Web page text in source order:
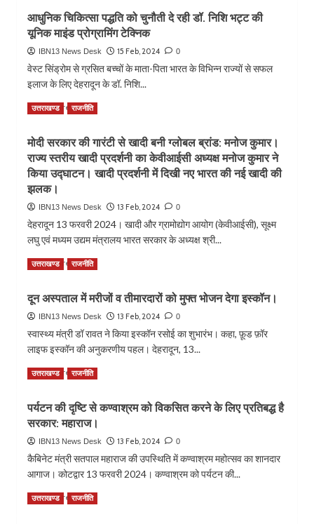
कैबिनेट
मंत्री
जोशी
ने
की
बैठक।
मुख्यमंत्री
के
आयोजित
रोड
शो
में
जनसमूह।
आधुनिक चिकित्सा पद्धति को चुनौती दे रही डॉ. निशि भट्ट की
यूनिक माइंड प्रोग्रामिंग टेक्निक
IBN13 News Desk 15 Feb, 2024 0
वेस्ट सिंड्रोम से ग्रसित बच्चों के माता-पिता भारत के विभिन्न राज्यों से सफल
इलाज के लिए देहरादून के डॉ. निशि...
Read MoreRead
आधुनिक
चिकित्सा
पद्धति
दे
रही
डॉ.
भट्ट
यूनिक
माइंड
प्रोग्रामिंग
टेक्निक
उत्तराखण्ड राजनीति
मोदी सरकार की गारंटी से खादी बनी ग्लोबल ब्रांड: मनोज कुमार।
राज्य स्तरीय खादी प्रदर्शनी का केवीआईसी अध्यक्ष मनोज कुमार ने
किया उद्घाटन। खादी प्रदर्शनी में दिखी नए भारत की नई खादी की
झलक।
IBN13 News Desk 13 Feb, 2024 0
देहरादून 13 फरवरी 2024। खादी और ग्रामोद्योग आयोग (केवीआईसी), सूक्ष्म
लघु एवं मध्यम उद्यम मंत्रालय भारत सरकार के अध्यक्ष श्री...
Read MoreRead
मोदी
सरकार
की
गारंटी
से
खादी
बनी
ब्रांड:
मनोज
राज्य
स्तरीय
खादी
का
उत्तराखण्ड राजनीति
दून अस्पताल में मरीजों व तीमारदारों को मुफ्त भोजन देगा इस्कॉन।
IBN13 News Desk 13 Feb, 2024 0
स्वास्थ्य मंत्री डॉ रावत ने किया इस्कॉन रसोई का शुभारंभ। कहा, फ़ूड फ़ॉर
लाइफ इस्कॉन की अनुकरणीय पहल। देहरादून, 13...
Read MoreRead
दून
अस्पताल
व
तीमारदारों
को
मुफ्त
उत्तराखण्ड राजनीति
पर्यटन की दृष्टि से कण्वाश्रम को विकसित करने के लिए प्रतिबद्ध है
सरकार: महाराज।
IBN13 News Desk 13 Feb, 2024 0
कैबिनेट मंत्री सतपाल महाराज की उपस्थिति में कण्वाश्रम महोत्सव का शानदार
आगाज। कोटद्वार 13 फरवरी 2024। कण्वाश्रम को पर्यटन की...
Read MoreRead
उत्तराखण्ड राजनीति